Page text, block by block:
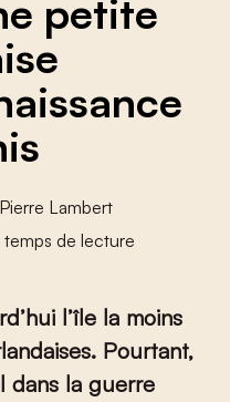
petite
Lambert
temps de lecture
l’île la moins
Pourtant,
dans la guerre